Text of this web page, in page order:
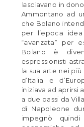
lasciavano in
Ammontano ad
che Bolano
per l’epoca
“avanzata” per
Bolano è
espressionisti
la sua arte nei
d’Italia e
iniziava ad aprirsi
a due passi da
di Napoleone
impegnò